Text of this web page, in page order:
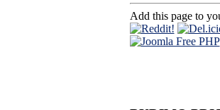
Add this page to